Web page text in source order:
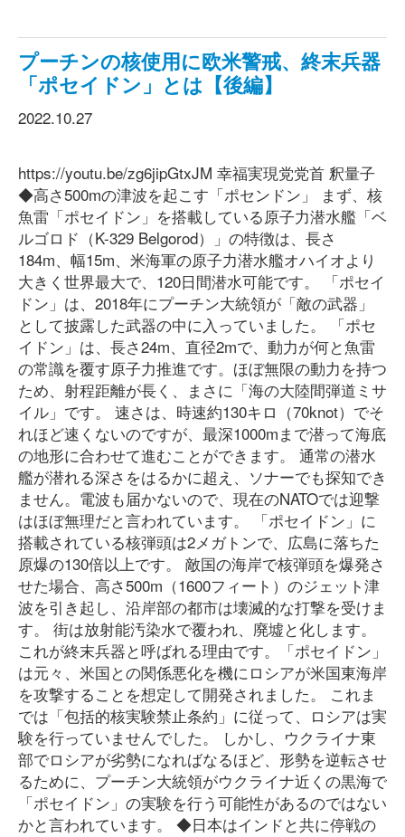
プーチンの核使用に欧米警戒、終末兵器
「ポセイドン」とは【後編】
2022.10.27
https://youtu.be/zg6jipGtxJM 幸福実現党党首 釈量子
◆高さ500mの津波を起こす「ポセンドン」 まず、核
魚雷「ポセイドン」を搭載している原子力潜水艦「ベ
ルゴロド（K-329 Belgorod）」の特徴は、長さ
184m、幅15m、米海軍の原子力潜水艦オハイオより
大きく世界最大で、120日間潜水可能です。 「ポセイ
ドン」は、2018年にプーチン大統領が「敵の武器」
として披露した武器の中に入っていました。 「ポセ
イドン」は、長さ24m、直径2mで、動力が何と魚雷
の常識を覆す原子力推進です。ほぼ無限の動力を持つ
ため、射程距離が長く、まさに「海の大陸間弾道ミサ
イル」です。 速さは、時速約130キロ（70knot）でそ
れほど速くないのですが、最深1000mまで潜って海底
の地形に合わせて進むことができます。 通常の潜水
艦が潜れる深さをはるかに超え、ソナーでも探知でき
ません。電波も届かないので、現在のNATOでは迎撃
はほぼ無理だと言われています。 「ポセイドン」に
搭載されている核弾頭は2メガトンで、広島に落ちた
原爆の130倍以上です。 敵国の海岸で核弾頭を爆発さ
せた場合、高さ500m（1600フィート）のジェット津
波を引き起し、沿岸部の都市は壊滅的な打撃を受けま
す。 街は放射能汚染水で覆われ、廃墟と化します。
これが終末兵器と呼ばれる理由です。「ポセイドン」
は元々、米国との関係悪化を機にロシアが米国東海岸
を攻撃することを想定して開発されました。 これま
では「包括的核実験禁止条約」に従って、ロシアは実
験を行っていませんでした。 しかし、ウクライナ東
部でロシアが劣勢になればなるほど、形勢を逆転させ
るために、プーチン大統領がウクライナ近くの黒海で
「ポセイドン」の実験を行う可能性があるのではない
かと言われています。 ◆日本はインドと共に停戦の